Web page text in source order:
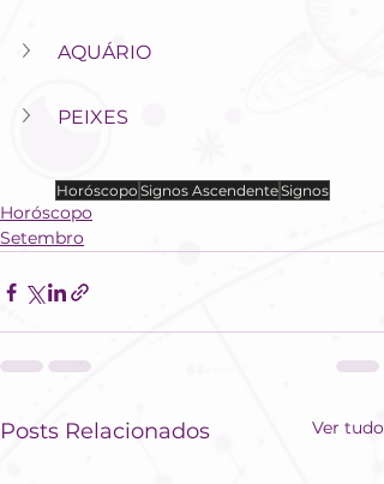
AQUÁRIO
PEIXES
Horóscopo Signos AscendenteSignos
Horóscopo
Setembro
Posts Relacionados Ver tudo